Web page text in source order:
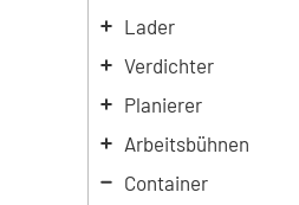
Lader
Verdichter
Planierer
Arbeitsbühnen
Container